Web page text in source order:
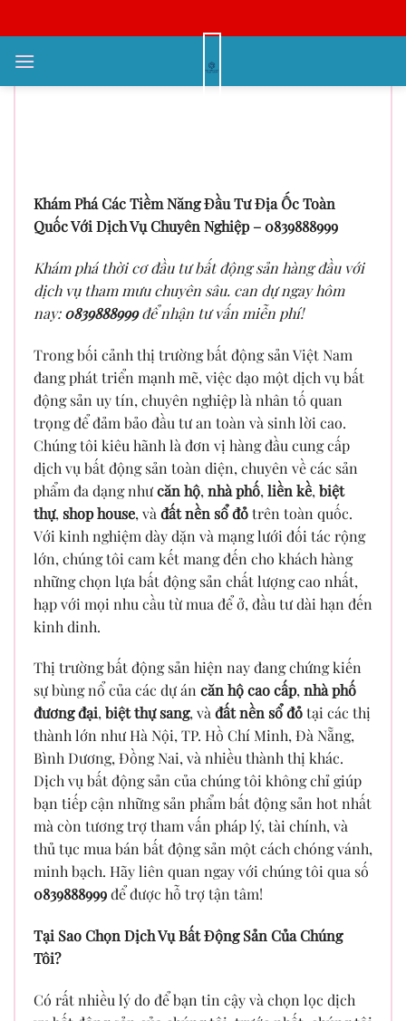
qua
nội
Khám Phá Chi Tiết Tiềm Năng
Khám Phá Các Tiềm Năng Đầu Tư Địa Ốc Toàn
Quốc Với Dịch Vụ Chuyên Nghiệp – 0839888999
Khám phá thời cơ đầu tư bất động sản hàng đầu với
dịch vụ tham mưu chuyên sâu. can dự ngay hôm
nay:0839888999để nhận tư vấn miễn phí!
Trong bối cảnh thị trường bất động sản Việt Nam
đang phát triển mạnh mẽ, việc dạo một dịch vụ bất
động sản uy tín, chuyên nghiệp là nhân tố quan
trọng để đảm bảo đầu tư an toàn và sinh lời cao.
Chúng tôi kiêu hãnh là đơn vị hàng đầu cung cấp
dịch vụ bất động sản toàn diện, chuyên về các sản
phẩm đa dạng nhưcăn hộ, nhà phố, liền kề, biệt
thự, shop house, và đất nền sổ đỏtrên toàn quốc.
Với kinh nghiệm dày dặn và mạng lưới đối tác rộng
lớn, chúng tôi cam kết mang đến cho khách hàng
những chọn lựa bất động sản chất lượng cao nhất,
hạp với mọi nhu cầu từ mua để ở, đầu tư dài hạn đến
kinh dinh.
Thị trường bất động sản hiện nay đang chứng kiến
sự bùng nổ của các dự áncăn hộ cao cấp,nhà phố
đương đại,biệt thự sang, vàđất nền sổ đỏtại các thị
thành lớn như Hà Nội, TP. Hồ Chí Minh, Đà Nẵng,
Bình Dương, Đồng Nai, và nhiều thành thị khác.
Dịch vụ bất động sản của chúng tôi không chỉ giúp
bạn tiếp cận những sản phẩm bất động sản hot nhất
mà còn tương trợ tham vấn pháp lý, tài chính, và
thủ tục mua bán bất động sản một cách chóng vánh,
minh bạch. Hãy liên quan ngay với chúng tôi qua số
0839888999để được hỗ trợ tận tâm!
Tại Sao Chọn Dịch Vụ Bất Động Sản Của Chúng
Tôi?
Có rất nhiều lý do để bạn tin cậy và chọn lọc dịch